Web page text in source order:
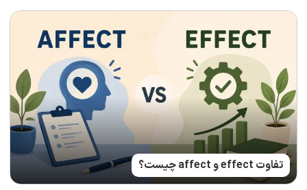
تفاوت effect و affect چیست؟